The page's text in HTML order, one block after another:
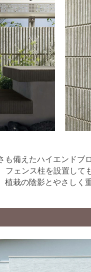
備えたハイエンドブ
フェンス柱を設置して
栽の陰影とやさしく